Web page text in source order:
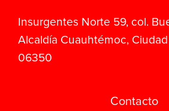
Insurgentes Norte 59, col.
Alcaldía Cuauhtémoc, Ciudad
06350
Contacto